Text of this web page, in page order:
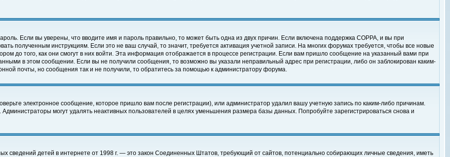
Если вы уверены, что вводите имя и пароль правильно, то может быть одна из двух причин. Если включена поддержка COPPA, и вы при
полученным инструкциям. Если это не ваш случай, то значит, требуется активация учетной записи. На многих форумах требуется, чтобы все новые
до того, как они смогут в них войти. Эта информация отображается в процессе регистрации. Если вам пришло сообщение на указанный вами при
в этом сообщении. Если вы не получили сообщения, то возможно вы указали неправильный адрес при регистрации, либо он заблокирован каким-
почты, но сообщения так и не получили, то обратитесь за помощью к администратору форума.
электронное сообщение, которое пришло вам после регистрации), или администратор удалил вашу учетную запись по каким-либо причинам.
могут удалять неактивных пользователей в целях уменьшения размера базы данных. Попробуйте зарегистрироваться снова и
сведений детей в интернете от 1998 г. — это закон Соединенных Штатов, требующий от сайтов, потенциально собирающих личные сведения, иметь